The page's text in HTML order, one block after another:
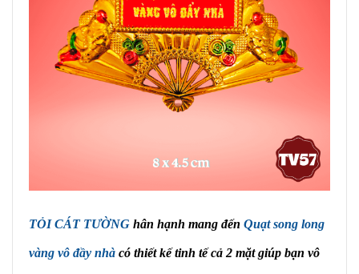
TỎI CÁT TƯỜNG hân hạnh mang đến Quạt song long
vàng vô đầy nhà có thiết kế tinh tế cả 2 mặt giúp bạn vô